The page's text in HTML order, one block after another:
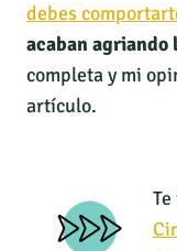
debes
acaban agriando
completa y mi
artículo.